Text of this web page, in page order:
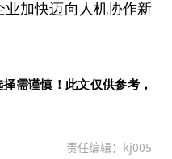
业加快迈向人机协作新
需谨慎！此文仅供参考，
责任编辑：kj005